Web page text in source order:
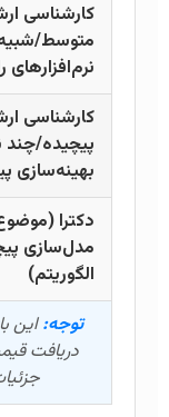
کارشناسی
متوسط/
نرم‌افزارهای
کارشناسی
پیچیده/چند
بهینه‌سازی
دکترا
مدل‌سازی
الگوریتم)
توجه:این
دریافت